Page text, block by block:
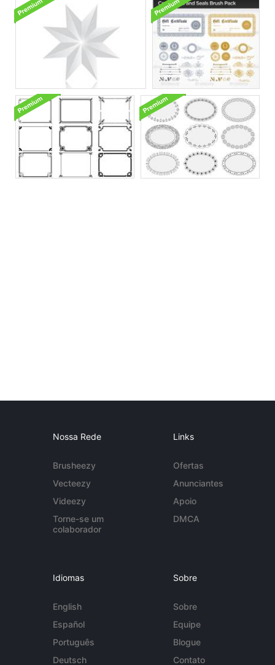
Nossa Rede
Brusheezy
Vecteezy
Videezy
Torne-se um
colaborador
Links
Ofertas
Anunciantes
Apoio
DMCA
Idiomas
English
Español
Português
Deutsch
Sobre
Sobre
Equipe
Blogue
Contato